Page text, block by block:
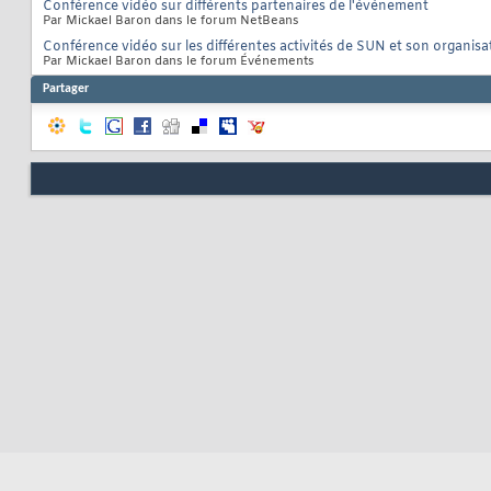
Conférence vidéo sur différents partenaires de l'événement
Par Mickael Baron dans le forum NetBeans
Conférence vidéo sur les différentes activités de SUN et son
Par Mickael Baron dans le forum Événements
Partager